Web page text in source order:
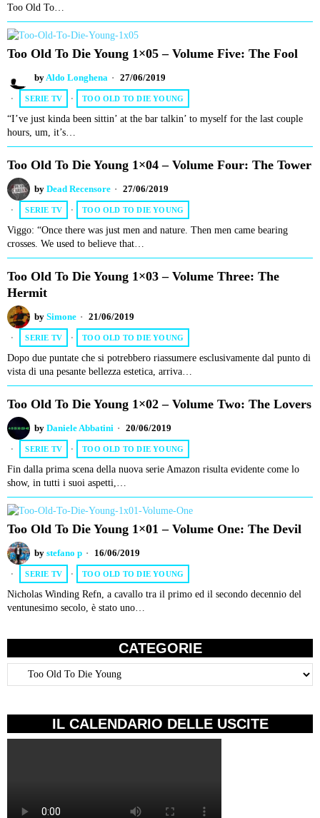
Too Old To…
Too Old To Die Young 1×05 – Volume Five: The Fool
by Aldo Longhena 27/06/2019
SERIE TV · TOO OLD TO DIE YOUNG
“I’ve just kinda been sittin’ at the bar talkin’ to myself for the last couple
hours, um, it’s…
Too Old To Die Young 1×04 – Volume Four: The Tower
by Dead Recensore 27/06/2019
SERIE TV · TOO OLD TO DIE YOUNG
Viggo: “Once there was just men and nature. Then men came bearing
crosses. We used to believe that…
Too Old To Die Young 1×03 – Volume Three: The
Hermit
by Simone 21/06/2019
SERIE TV · TOO OLD TO DIE YOUNG
Dopo due puntate che si potrebbero riassumere esclusivamente dal punto di
vista di una pesante bellezza estetica, arriva…
Too Old To Die Young 1×02 – Volume Two: The Lovers
by Daniele Abbatini 20/06/2019
SERIE TV · TOO OLD TO DIE YOUNG
Fin dalla prima scena della nuova serie Amazon risulta evidente come lo
show, in tutti i suoi aspetti,…
Too Old To Die Young 1×01 – Volume One: The Devil
by stefano p 16/06/2019
SERIE TV · TOO OLD TO DIE YOUNG
Nicholas Winding Refn, a cavallo tra il primo ed il secondo decennio del
ventunesimo secolo, è stato uno…
CATEGORIE
Categorie
IL CALENDARIO DELLE USCITE